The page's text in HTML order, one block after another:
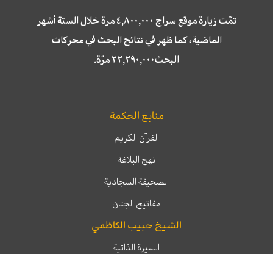
تمّت زيارة موقع سراج ٤,٨٠٠,٠٠٠ مرة خلال الستة أشهر
الماضية، كما ظهر في نتائج البحث في محركات
البحث٢٢,٢٩٠,٠٠٠ مرّة.
منابع الحكمة
القرآن الكريم
نهج البلاغة
الصحيفة السجادية
مفاتيح الجنان
الشيخ حبيب الكاظمي
السيرة الذاتية